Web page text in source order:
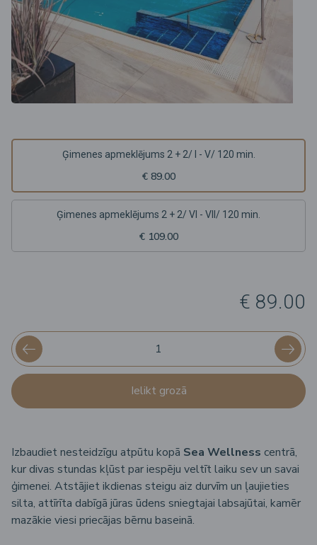
Ģimenes apmeklējums 2 + 2/ I - V/ 120 min.
€ 89.00
Ģimenes apmeklējums 2 + 2/ VI - VII/ 120 min.
€ 109.00
€ 89.00
Ielikt grozā
Izbaudiet nesteidzīgu atpūtu kopā Sea Wellness centrā,
kur divas stundas kļūst par iespēju veltīt laiku sev un savai
ģimenei. Atstājiet ikdienas steigu aiz durvīm un ļaujieties
silta, attīrīta dabīgā jūras ūdens sniegtajai labsajūtai, kamēr
mazākie viesi priecājas bērnu baseinā.